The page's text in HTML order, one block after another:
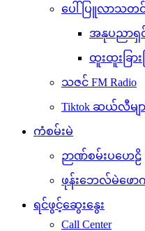
ပေါ်ပြူလာသတင်း
အနုပညာရှ
ထူးထူးခြား
သဇင် FM Radio
Tiktok ဆယ်လီမျာ
ကံစမ်းမဲ
ဉာဏ်စမ်းပဟေဠိ
ဖုန်းဘေလ်မဲဖော
ရင်ဖွင့်ဆွေးနွေး
Call Center